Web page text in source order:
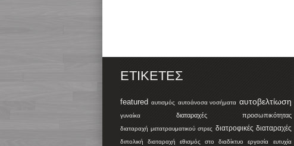
ΕΤΙΚΈΤΕΣ
featured αυτισμός αυτοάνοσα νοσήματα αυτοβελτίωση
γυναίκα διαταραχές προσωπικότητας
διαταραχή μετατραυματικού στρες διατροφικές διαταραχές
διπολική διαταραχή εθισμός στο διαδίκτυο εργασία ευτυχία